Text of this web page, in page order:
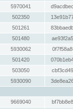
5970041
502350
501261
501480
5930062
501420
503050
5930090
9669040